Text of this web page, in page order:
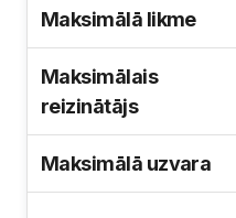
Maksimālā likme
Maksimālais
reizinātājs
Maksimālā uzvara